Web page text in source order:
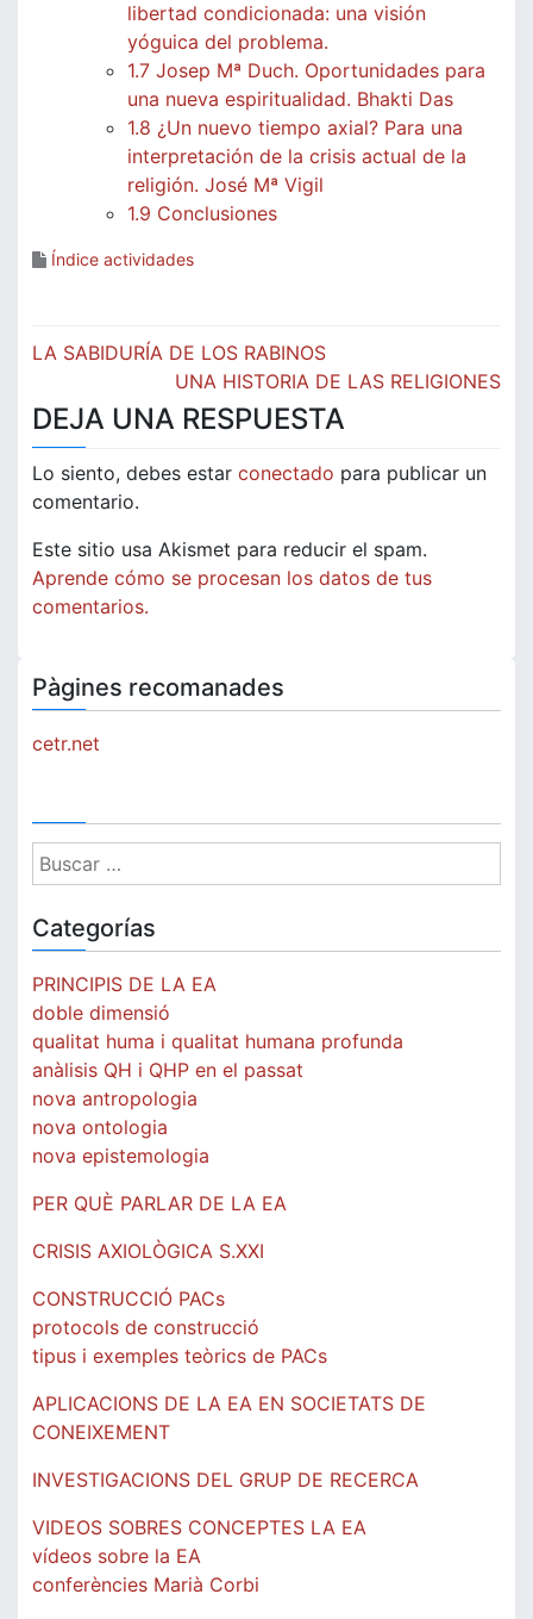
libertad condicionada: una visión
yóguica del problema.
1.7 Josep Mª Duch. Oportunidades para
una nueva espiritualidad. Bhakti Das
1.8 ¿Un nuevo tiempo axial? Para una
interpretación de la crisis actual de la
religión. José Mª Vigil
1.9 Conclusiones
Índice actividades
Navegación
entradas
LA SABIDURÍA DE LOS RABINOS
UNA HISTORIA DE LAS RELIGIONES
DEJA UNA RESPUESTA
Lo siento, debes estar conectado para publicar un
comentario.
Este sitio usa Akismet para reducir el spam.
Aprende cómo se procesan los datos de tus
comentarios.
Pàgines recomanades
cetr.net
Buscar:
Categorías
PRINCIPIS DE LA EA
doble dimensió
qualitat huma i qualitat humana profunda
anàlisis QH i QHP en el passat
nova antropologia
nova ontologia
nova epistemologia
PER QUÈ PARLAR DE LA EA
CRISIS AXIOLÒGICA S.XXI
CONSTRUCCIÓ PACs
protocols de construcció
tipus i exemples teòrics de PACs
APLICACIONS DE LA EA EN SOCIETATS DE
CONEIXEMENT
INVESTIGACIONS DEL GRUP DE RECERCA
VIDEOS SOBRES CONCEPTES LA EA
vídeos sobre la EA
conferències Marià Corbi